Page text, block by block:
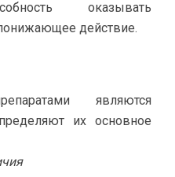
оказывать
действие.
являются
их основное